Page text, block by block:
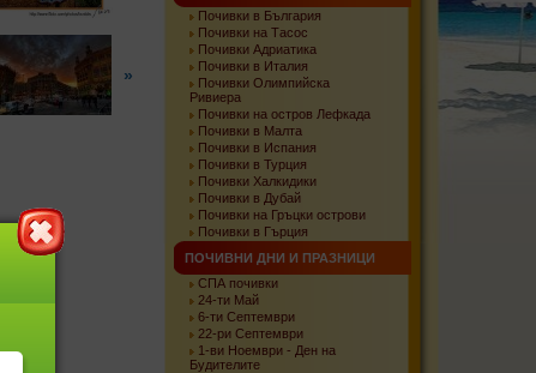
»
Почивки в България
Почивки на Тасос
Почивки Адриатика
Почивки в Италия
Почивки Олимпийска
Ривиера
Почивки на остров Лефкада
Почивки в Малта
Почивки в Испания
Почивки в Турция
Почивки Халкидики
Почивки в Дубай
Почивки на Гръцки острови
Почивки в Гърция
ПОЧИВНИ ДНИ И ПРАЗНИЦИ
СПА почивки
24-ти Май
6-ти Септември
22-ри Септември
1-ви Ноември - Ден на
Будителите